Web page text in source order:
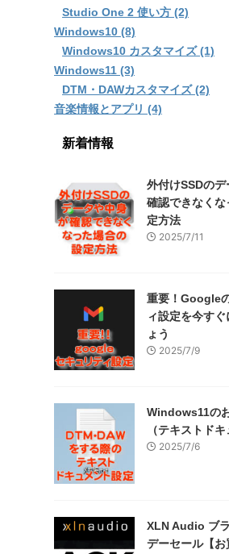
Studio One 2 使い方 (2)
Windows10 (8)
Windows10 カスタマイズ (1)
Windows11 (3)
DTM・DAWカスタマイズ (2)
音楽情報とアプリ (4)
新着情報
外付けSSDの
確認できなく
定方法
2025/7/11
重要！Google
ィ設定を今す
ょう
2025/7/9
Windows11の
（テキストドキ
2025/7/6
XLN Audio ブ
デーセール【お